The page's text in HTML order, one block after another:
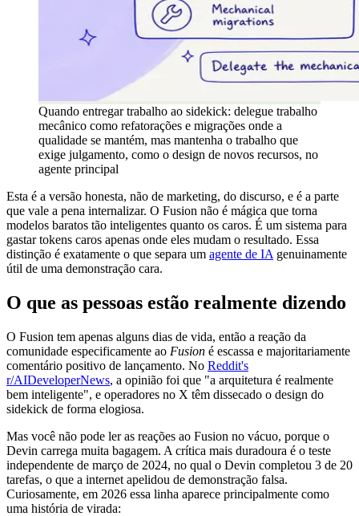
Quando entregar trabalho ao sidekick: delegue trabalho
mecânico como refatorações e migrações onde a
qualidade se mantém, mas mantenha o trabalho que
exige julgamento, como o design de novos recursos, no
agente principal
Esta é a versão honesta, não de marketing, do discurso, e é a parte
que vale a pena internalizar. O Fusion não é mágica que torna
modelos baratos tão inteligentes quanto os caros. É um sistema para
gastar tokens caros apenas onde eles mudam o resultado. Essa
distinção é exatamente o que separa um agente de IA genuinamente
útil de uma demonstração cara.
O que as pessoas estão realmente dizendo
O Fusion tem apenas alguns dias de vida, então a reação da
comunidade especificamente ao Fusion é escassa e majoritariamente
comentário positivo de lançamento. No Reddit's
r/AIDeveloperNews, a opinião foi que "a arquitetura é realmente
bem inteligente", e operadores no X têm dissecado o design do
sidekick de forma elogiosa.
Mas você não pode ler as reações ao Fusion no vácuo, porque o
Devin carrega muita bagagem. A crítica mais duradoura é o teste
independente de março de 2024, no qual o Devin completou 3 de 20
tarefas, o que a internet apelidou de demonstração falsa.
Curiosamente, em 2026 essa linha aparece principalmente como
uma história de virada: